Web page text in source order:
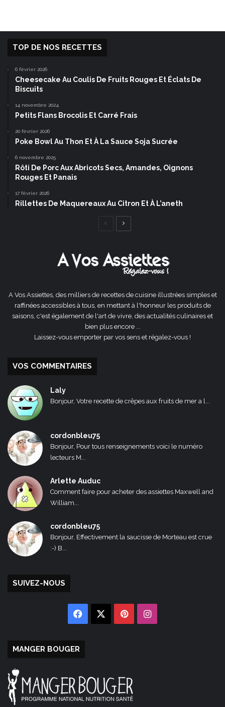
TOP DE NOS RECETTES
6 février 2026
Cheesecake Au Coulis De Fruits Rouges Et Éclats De
Biscuits
14 novembre 2024
Petits Flans Brocolis Et Carré Frais
20 février 2026
Poke Bowl Au Thon Et À La Sauce Soja Sucrée
6 novembre 2025
Rôti De Porc Aux Abricots Secs, Amandes, Oignons
Rouges Et Panais
17 février 2026
Rillettes De Maquereaux Au Citron Et À L’aneth
Page
A Vos Assiettes, des milliers de recettes de cuisine illustrées simples et
raffinées accessibles à tous, en mettant à l'honneur les produits de
saisons, c'est également de l'art de vivre, des actualités culinaires et
bien plus encore ...
Laissez-vous emporter par vos sens et régalez-vous !
VOS COMMENTAIRES
Laly
Bonjour, Votre recette de crêpes aux fruits de mer a l...
cordonbleu75
Bonjour, Pour tous renseignements voici le numéro
lecteurs M...
Arlette Auduc
Comment faire pour acheter des assiettes Maxwell and
William...
cordonbleu75
Bonjour, Effectivement la saucisse de Morteau est crue
:-) B...
SUIVEZ-NOUS
Facebook PinterestInstagram
MANGER BOUGER